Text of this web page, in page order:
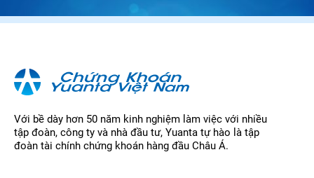
Với bề dày hơn 50 năm kinh nghiệm làm việc với nhiều
tập đoàn, công ty và nhà đầu tư, Yuanta tự hào là tập
đoàn tài chính chứng khoán hàng đầu Châu Á.